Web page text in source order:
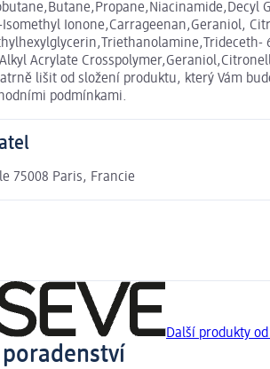
Ionone,Carrageenan,Geraniol,
Acrylate
lišit od složení produktu, který Vám
podmínkami.
75008 Paris, Francie
Další produkty od